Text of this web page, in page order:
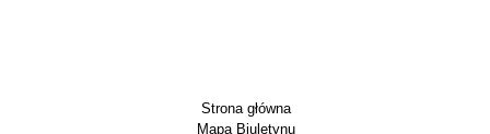
Strona główna
Mapa Biuletynu